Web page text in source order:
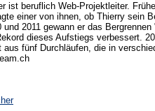
ist beruflich Web-Projektleiter.
einer von ihnen, ob Thierry sein
2011 gewann er das
dieses Aufstiegs verbessert.
aus fünf Durchläufen, die in